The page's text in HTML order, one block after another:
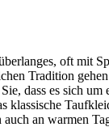
oft mit
Tradition
dass es sich
an warmen